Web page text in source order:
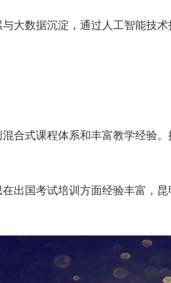
大数据沉淀，通过人工智能技
合式课程体系和丰富教学经验
出国考试培训方面经验丰富，